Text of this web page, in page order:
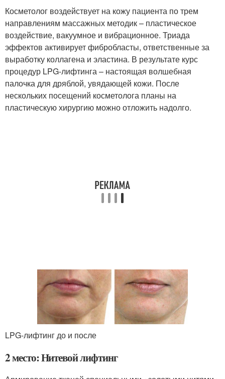
Косметолог воздействует на кожу пациента по трем
направлениям массажных методик – пластическое
воздействие, вакуумное и вибрационное. Триада
эффектов активирует фибробласты, ответственные за
выработку коллагена и эластина. В результате курс
процедур LPG-лифтинга – настоящая волшебная
палочка для дряблой, увядающей кожи. После
нескольких посещений косметолога планы на
пластическую хирургию можно отложить надолго.
LPG-лифтинг до и после
2 место: Нитевой лифтинг